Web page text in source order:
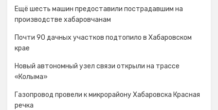
Ещё шесть машин предоставили пострадавшим на
производстве хабаровчанам
Почти 90 дачных участков подтопило в Хабаровском
крае
Новый автономный узел связи открыли на трассе
«Колыма»
Газопровод провели к микрорайону Хабаровска Красная
речка